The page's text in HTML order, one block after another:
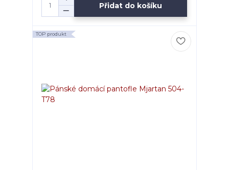
Přidat do košíku
TOP produkt